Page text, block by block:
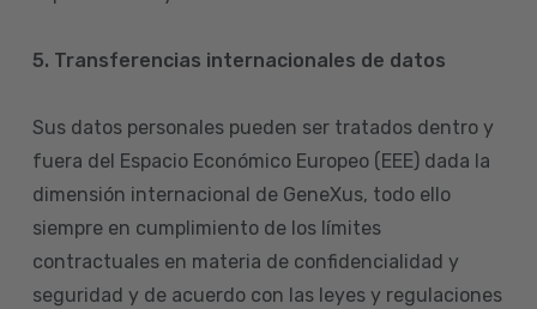
5. Transferencias internacionales de datos
Sus datos personales pueden ser tratados dentro y
fuera del Espacio Económico Europeo (EEE) dada la
dimensión internacional de GeneXus, todo ello
siempre en cumplimiento de los límites
contractuales en materia de confidencialidad y
seguridad y de acuerdo con las leyes y regulaciones